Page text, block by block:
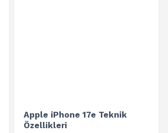
Apple iPhone 17e Teknik
Özellikleri